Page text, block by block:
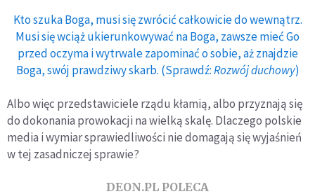
Kto szuka Boga, musi się zwrócić całkowicie do wewnątrz.
Musi się wciąż ukierunkowywać na Boga, zawsze mieć Go
przed oczyma i wytrwale zapominać o sobie, aż znajdzie
Boga, swój prawdziwy skarb. (Sprawdź:Rozwój duchowy)
Albo więc przedstawiciele rządu kłamią, albo przyznają się
do dokonania prowokacji na wielką skalę. Dlaczego polskie
media i wymiar sprawiedliwości nie domagają się wyjaśnień
w tej zasadniczej sprawie?
DEON.PL POLECA